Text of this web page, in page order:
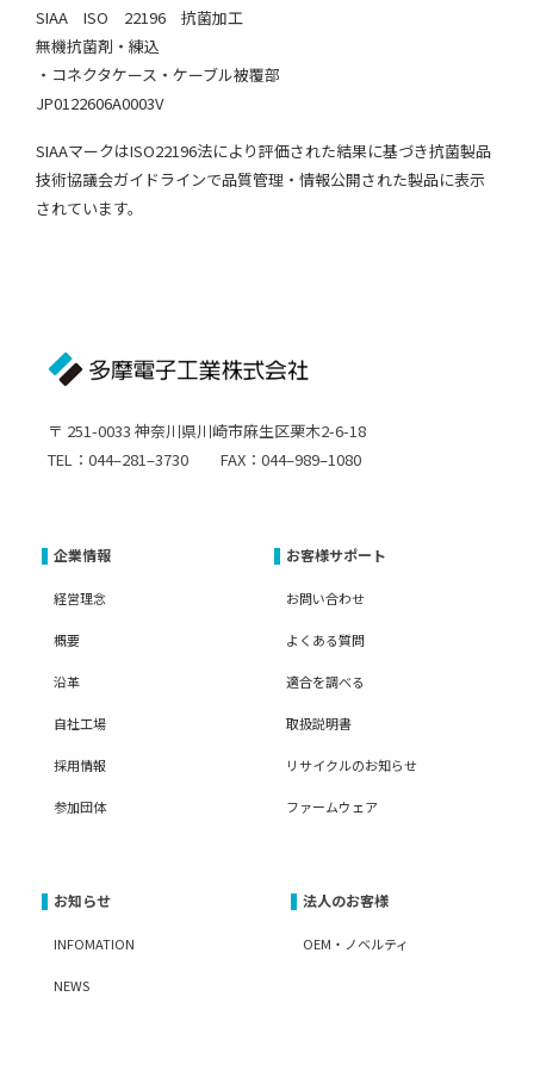
SIAA ISO 22196 抗菌加工
無機抗菌剤・練込
・コネクタケース・ケーブル被覆部
JP0122606A0003V
SIAAマークはISO22196法により評価された結果に基づき抗菌製品
技術協議会ガイドラインで品質管理・情報公開された製品に表示
されています。
〒 251-0033 神奈川県川崎市麻生区栗木2-6-18
TEL：044–281–3730 FAX：044–989–1080
企業情報
経営理念
概要
沿革
自社工場
採用情報
参加団体
お客様サポート
お問い合わせ
よくある質問
適合を調べる
取扱説明書
リサイクルのお知らせ
ファームウェア
お知らせ
INFOMATION
NEWS
法人のお客様
OEM・ノベルティ